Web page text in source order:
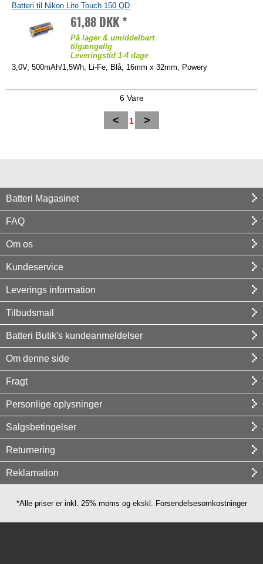
Batteri til Nikon Lite Touch 150 QD
61,88 DKK *
På lager & umiddelbart
tilgængelig
Leveringstid 1-4 dage
3,0V, 500mAh/1,5Wh, Li-Fe, Blå, 16mm x 32mm, Powery
6 Vare
< 1 >
Batteri Magasinet
FAQ
Om os
Kundeservice
Leverings information
Tilbudsmail
Batteri Butik's kundeanmeldelser
Om denne side
Fragt
Personlige oplysninger
Salgsbetingelser
Returnering
Reklamation
*Alle priser er inkl. 25% moms og ekskl. Forsendelsesomkostninger